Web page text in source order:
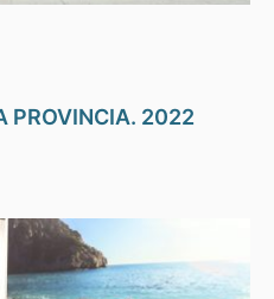
PROVINCIA. 2022